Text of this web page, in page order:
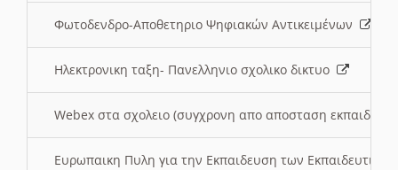
Φωτοδενδρο-Αποθετηριο Ψηφιακών Αντικειμένων
Ηλεκτρονικη ταξη- Πανελληνιο σχολικο δικτυο
Webex στα σχολειο (συγχρονη απο αποσταση
Ευρωπαικη Πυλη για την Εκπαιδευση των